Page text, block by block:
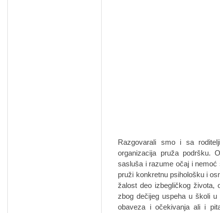
Razgovarali smo i sa
organizacija pruža podršku.
sasluša i razume očaj i
pruži konkretnu psihološku i
žalost deo izbegličkog života,
zbog dečijeg uspeha u školi u
obaveza i očekivanja ali i